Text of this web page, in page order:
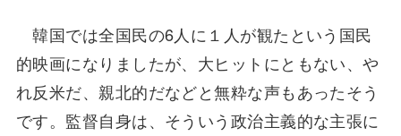
韓国では全国民の6人に１人が観たという国民
的映画になりましたが、大ヒットにともない、や
れ反米だ、親北的だなどと無粋な声もあったそう
です。監督自身は、そういう政治主義的な主張に